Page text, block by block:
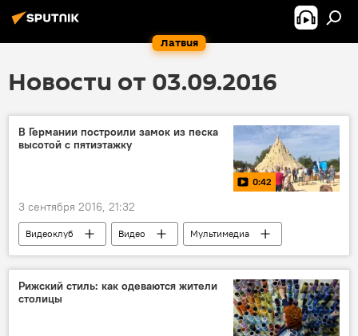
Латвия
Новости от 03.09.2016
В Германии построили замок из песка
высотой с пятиэтажку
0:42
3 сентября 2016, 21:32
Видеоклуб Видео Мультимедиа
Рижский стиль: как одеваются жители
столицы